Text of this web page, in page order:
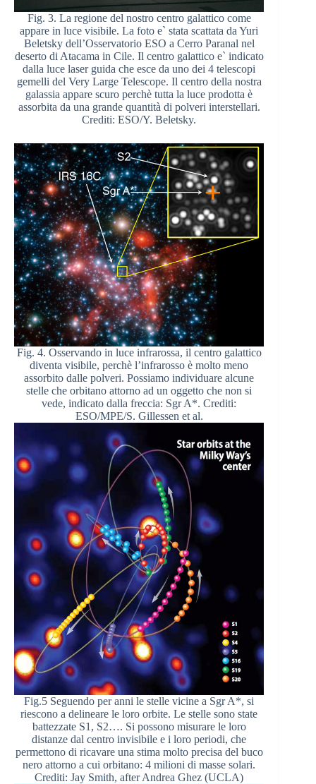
Fig. 3. La regione del nostro centro galattico come
appare in luce visibile. La foto e` stata scattata da Yuri
Beletsky dell’Osservatorio ESO a Cerro Paranal nel
deserto di Atacama in Cile. Il centro galattico e` indicato
dalla luce laser guida che esce da uno dei 4 telescopi
gemelli del Very Large Telescope. Il centro della nostra
galassia appare scuro perchè tutta la luce prodotta è
assorbita da una grande quantità di polveri interstellari.
Crediti: ESO/Y. Beletsky.
Fig. 4. Osservando in luce infrarossa, il centro galattico
diventa visibile, perchè l’infrarosso è molto meno
assorbito dalle polveri. Possiamo individuare alcune
stelle che orbitano attorno ad un oggetto che non si
vede, indicato dalla freccia: Sgr A*. Crediti:
ESO/MPE/S. Gillessen et al.
Fig.5 Seguendo per anni le stelle vicine a Sgr A*, si
riescono a delineare le loro orbite. Le stelle sono state
battezzate S1, S2…. Si possono misurare le loro
distanze dal centro invisibile e i loro periodi, che
permettono di ricavare una stima molto precisa del buco
nero attorno a cui orbitano: 4 milioni di masse solari.
Crediti: Jay Smith, after Andrea Ghez (UCLA)